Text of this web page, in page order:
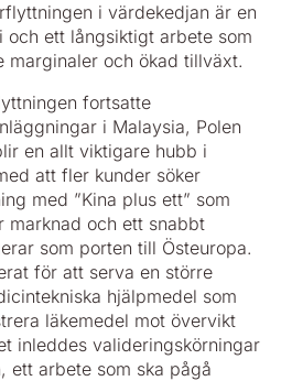
i värdekedjan är en
ett långsiktigt arbete som
och ökad tillväxt.
fortsatte
i Malaysia, Polen
en allt viktigare hubb i
att fler kunder söker
med ”Kina plus ett” som
marknad och ett snabbt
som porten till Östeuropa.
för att serva en större
hjälpmedel som
läkemedel mot övervikt
inleddes valideringskörningar
ett arbete som ska pågå